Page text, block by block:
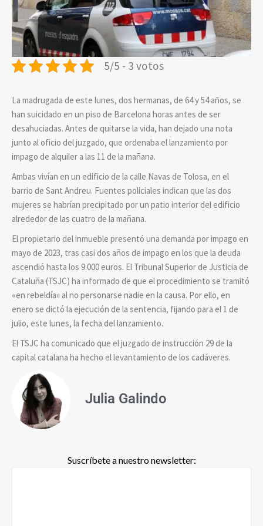
5/5 - 3 votos
La madrugada de este lunes, dos hermanas, de 64 y 54 años, se
han suicidado en un piso de Barcelona horas antes de ser
desahuciadas. Antes de quitarse la vida, han dejado una nota
junto al oficio del juzgado, que ordenaba el lanzamiento por
impago de alquiler a las 11 de la mañana.
Ambas vivían en un edificio de la calle Navas de Tolosa, en el
barrio de Sant Andreu. Fuentes policiales indican que las dos
mujeres se habrían precipitado por un patio interior del edificio
alrededor de las cuatro de la mañana.
El propietario del inmueble presentó una demanda por impago en
mayo de 2023, tras casi dos años de impago en los que la deuda
ascendió hasta los 9.000 euros. El Tribunal Superior de Justicia de
Cataluña (TSJC) ha informado de que el procedimiento se tramitó
«en rebeldía» al no personarse nadie en la causa. Por ello, en
enero se dictó la ejecución de la sentencia, fijando para el 1 de
julio, este lunes, la fecha del lanzamiento.
El TSJC ha comunicado que el juzgado de instrucción 29 de la
capital catalana ha hecho el levantamiento de los cadáveres.
Julia Galindo
Suscríbete a nuestro newsletter: